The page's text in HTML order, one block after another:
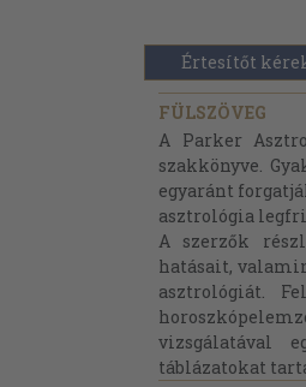
Értesítőt
FÜLSZÖVEG
A Parker
szakkönyve.
egyaránt
asztrológia
A szerzők
hatásait,
asztrológiát.
vizsgálatával
táblázatokat